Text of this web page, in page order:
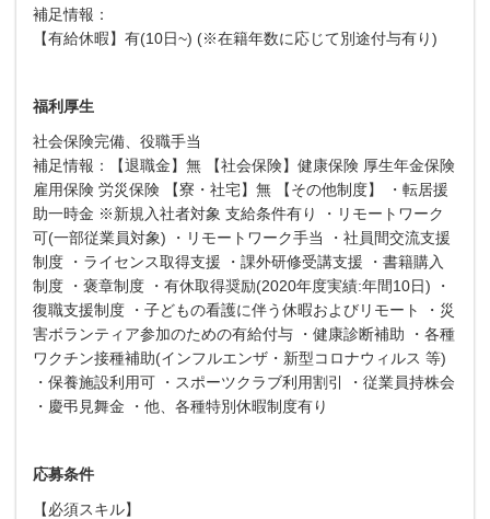
補足情報：
【有給休暇】有(10日~) (※在籍年数に応じて別途付与有り)
福利厚生
社会保険完備、役職手当
補足情報：【退職金】無 【社会保険】健康保険 厚生年金保険
雇用保険 労災保険 【寮・社宅】無 【その他制度】 ・転居援
助一時金 ※新規入社者対象 支給条件有り ・リモートワーク
可(一部従業員対象) ・リモートワーク手当 ・社員間交流支援
制度 ・ライセンス取得支援 ・課外研修受講支援 ・書籍購入
制度 ・褒章制度 ・有休取得奨励(2020年度実績:年間10日) ・
復職支援制度 ・子どもの看護に伴う休暇およびリモート ・災
害ボランティア参加のための有給付与 ・健康診断補助 ・各種
ワクチン接種補助(インフルエンザ・新型コロナウィルス 等)
・保養施設利用可 ・スポーツクラブ利用割引 ・従業員持株会
・慶弔見舞金 ・他、各種特別休暇制度有り
応募条件
【必須スキル】